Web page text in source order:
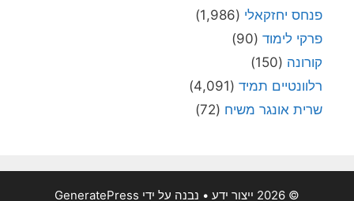
פנחס יחזקאלי (1,986)
פרקי לימוד (90)
קורונה (150)
רלוונטיים תמיד (4,091)
שרית אונגר משיח (72)
© 2026 ייצור ידע • נבנה על ידי GeneratePress